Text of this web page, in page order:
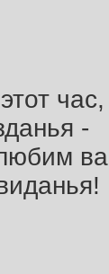
час,
-